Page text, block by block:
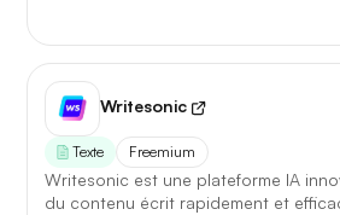
Writesonic
Texte Freemium
Writesonic est une plateforme IA
du contenu écrit rapidement et